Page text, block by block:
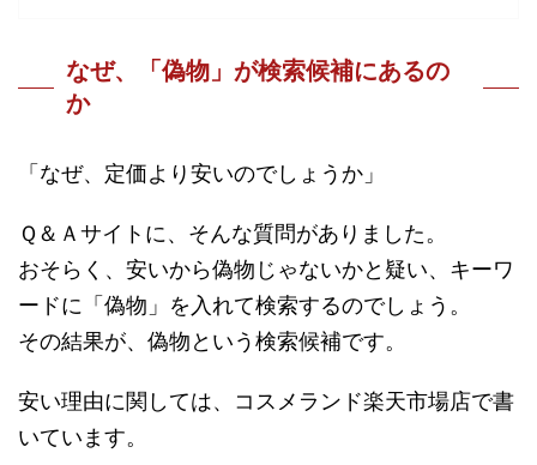
なぜ、「偽物」が検索候補にあるの
か
「なぜ、定価より安いのでしょうか」
Ｑ＆Ａサイトに、そんな質問がありました。
おそらく、安いから偽物じゃないかと疑い、キーワ
ードに「偽物」を入れて検索するのでしょう。
その結果が、偽物という検索候補です。
安い理由に関しては、コスメランド楽天市場店で書
いています。